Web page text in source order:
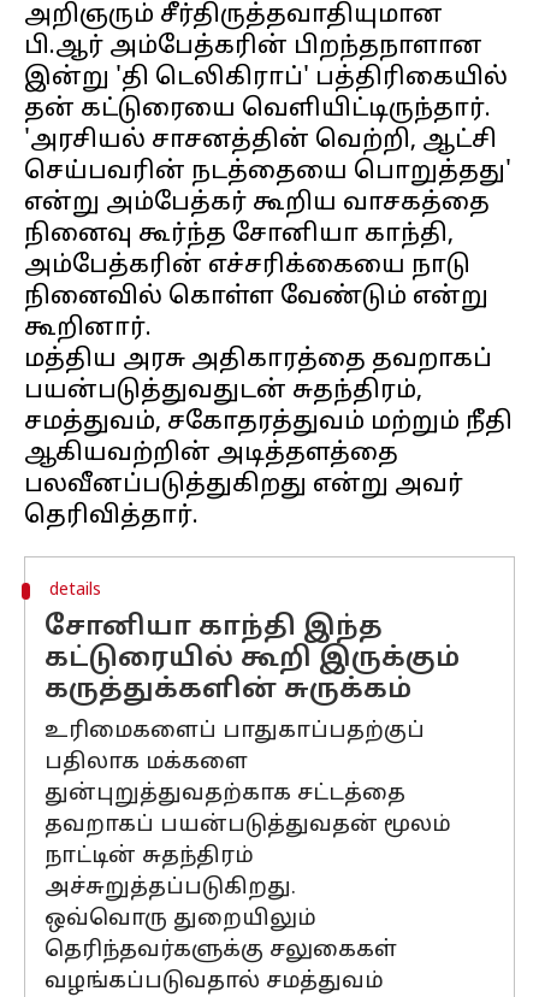
அறிஞரும் சீர்திருத்தவாதியுமான
பி.ஆர் அம்பேத்கரின் பிறந்தநாளான
இன்று 'தி டெலிகிராப்' பத்திரிகையில்
தன் கட்டுரையை வெளியிட்டிருந்தார்.
'அரசியல் சாசனத்தின் வெற்றி, ஆட்சி
செய்பவரின் நடத்தையை பொறுத்தது'
என்று அம்பேத்கர் கூறிய வாசகத்தை
நினைவு கூர்ந்த சோனியா காந்தி,
அம்பேத்கரின் எச்சரிக்கையை நாடு
நினைவில் கொள்ள வேண்டும் என்று
கூறினார்.
மத்திய அரசு அதிகாரத்தை தவறாகப்
பயன்படுத்துவதுடன் சுதந்திரம்,
சமத்துவம், சகோதரத்துவம் மற்றும் நீதி
ஆகியவற்றின் அடித்தளத்தை
பலவீனப்படுத்துகிறது என்று அவர்
details
சோனியா காந்தி இந்த
கட்டுரையில் கூறி இருக்கும்
கருத்துக்களின் சுருக்கம்
உரிமைகளைப் பாதுகாப்பதற்குப்
பதிலாக மக்களை
துன்புறுத்துவதற்காக சட்டத்தை
தவறாகப் பயன்படுத்துவதன் மூலம்
நாட்டின் சுதந்திரம்
அச்சுறுத்தப்படுகிறது.
ஒவ்வொரு துறையிலும்
தெரிந்தவர்களுக்கு சலுகைகள்
வழங்கப்படுவதால் சமத்துவம்